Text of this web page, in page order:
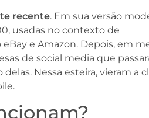
recente. Em sua versão
usadas no contexto de
e Amazon. Depois, em
de social media que
Nessa esteira, vieram a